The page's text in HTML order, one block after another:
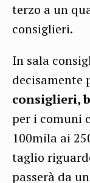
terzo a un
consiglieri.
In sala
decisamente
consiglieri,
per i comuni
100mila ai
taglio
passerà da